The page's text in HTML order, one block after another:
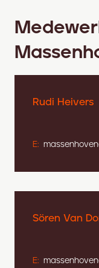
Rudi Heivers
E:
Sören Van
E: